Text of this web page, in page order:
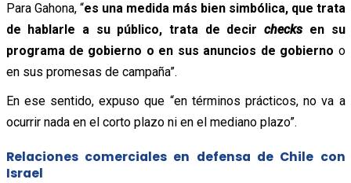
Para Gahona, “es una medida más bien simbólica, que trata
de hablarle a su público, trata de decirchecksen su
programa de gobierno o en sus anuncios de gobierno o
en sus promesas de campaña”.
En ese sentido, expuso que “en términos prácticos, no va a
ocurrir nada en el corto plazo ni en el mediano plazo”.
Relaciones comerciales en defensa de Chile con
Israel